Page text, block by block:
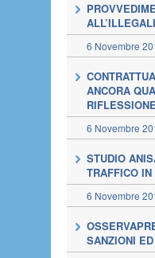
6 Novembre
ANCORA
RIFLESSIONE
6 Novembre
STUDIO
TRAFFICO
6 Novembre
SANZIONI